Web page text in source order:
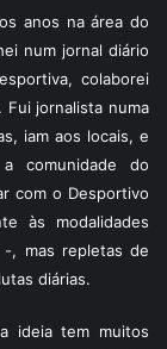
anos na área do
num jornal diário
colaborei
jornalista numa
iam aos locais, e
comunidade do
com o Desportivo
às modalidades
-, mas repletas de
diárias.
ideia tem muitos